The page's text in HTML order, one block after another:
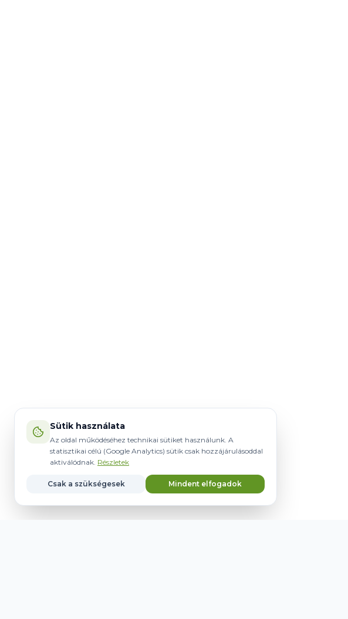
Sütik használata
Az oldal működéséhez technikai sütiket használunk. A
statisztikai célú (Google Analytics) sütik csak hozzájárulásoddal
aktiválódnak. Részletek
Csak a szükségesek Mindent elfogadok